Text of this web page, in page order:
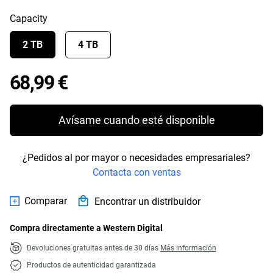
Capacity
2 TB 4 TB
68,99 €Price 68,99 €
Avísame cuando esté disponible
¿Pedidos al por mayor o necesidades empresariales?
Contacta con ventas
Comparar Encontrar un distribuidor
Compra directamente a Western Digital
Devoluciones gratuitas antes de 30 días Más información
Productos de autenticidad garantizada